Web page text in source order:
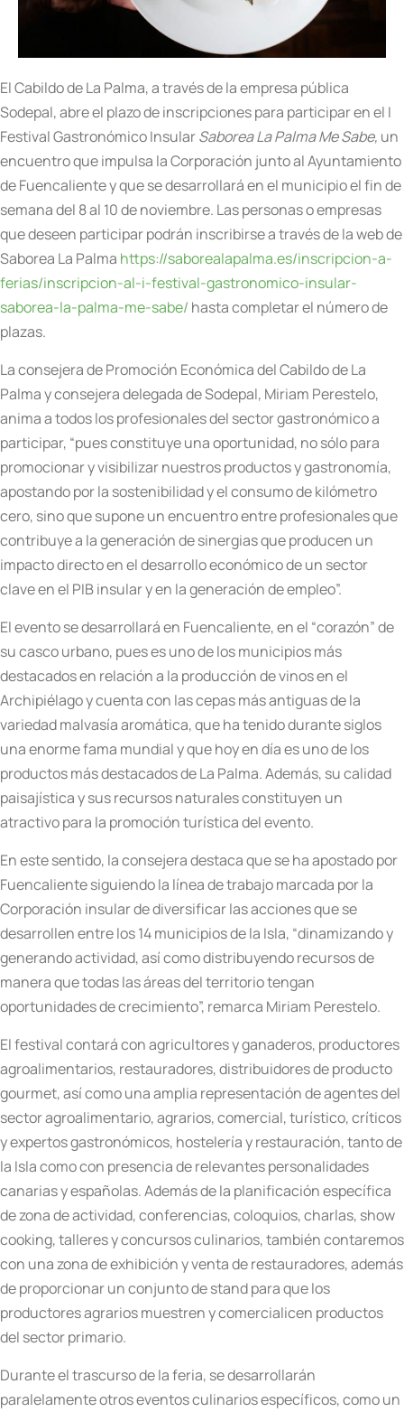
El Cabildo de La Palma, a través de la empresa pública
Sodepal, abre el plazo de inscripciones para participar en el I
Festival Gastronómico InsularSaborea La Palma Me Sabe, un
encuentro que impulsa la Corporación junto al Ayuntamiento
de Fuencaliente y que se desarrollará en el municipio el fin de
semana del 8 al 10 de noviembre. Las personas o empresas
que deseen participar podrán inscribirse a través de la web de
Saborea La Palma https://saborealapalma.es/inscripcion-a-
ferias/inscripcion-al-i-festival-gastronomico-insular-
saborea-la-palma-me-sabe/ hasta completar el número de
plazas.
La consejera de Promoción Económica del Cabildo de La
Palma y consejera delegada de Sodepal, Miriam Perestelo,
anima a todos los profesionales del sector gastronómico a
participar, “pues constituye una oportunidad, no sólo para
promocionar y visibilizar nuestros productos y gastronomía,
apostando por la sostenibilidad y el consumo de kilómetro
cero, sino que supone un encuentro entre profesionales que
contribuye a la generación de sinergias que producen un
impacto directo en el desarrollo económico de un sector
clave en el PIB insular y en la generación de empleo”.
El evento se desarrollará en Fuencaliente, en el “corazón” de
su casco urbano, pues es uno de los municipios más
destacados en relación a la producción de vinos en el
Archipiélago y cuenta con las cepas más antiguas de la
variedad malvasía aromática, que ha tenido durante siglos
una enorme fama mundial y que hoy en día es uno de los
productos más destacados de La Palma. Además, su calidad
paisajística y sus recursos naturales constituyen un
atractivo para la promoción turística del evento.
En este sentido, la consejera destaca que se ha apostado por
Fuencaliente siguiendo la línea de trabajo marcada por la
Corporación insular de diversificar las acciones que se
desarrollen entre los 14 municipios de la Isla, “dinamizando y
generando actividad, así como distribuyendo recursos de
manera que todas las áreas del territorio tengan
oportunidades de crecimiento”, remarca Miriam Perestelo.
El festival contará con agricultores y ganaderos, productores
agroalimentarios, restauradores, distribuidores de producto
gourmet, así como una amplia representación de agentes del
sector agroalimentario, agrarios, comercial, turístico, críticos
y expertos gastronómicos, hostelería y restauración, tanto de
la Isla como con presencia de relevantes personalidades
canarias y españolas. Además de la planificación específica
de zona de actividad, conferencias, coloquios, charlas, show
cooking, talleres y concursos culinarios, también contaremos
con una zona de exhibición y venta de restauradores, además
de proporcionar un conjunto de stand para que los
productores agrarios muestren y comercialicen productos
del sector primario.
Durante el trascurso de la feria, se desarrollarán
paralelamente otros eventos culinarios específicos, como un